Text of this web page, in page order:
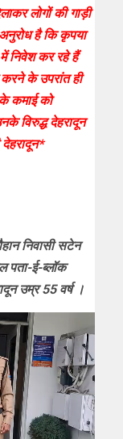
लोगों की गाड़ी
है कि कृपया
निवेश कर रहे हैं
के उपरांत ही
कमाई को
विरुद्ध देहरादून
निवासी सटेन
पता-ई-ब्लॉक
उम्र 55 वर्ष ।